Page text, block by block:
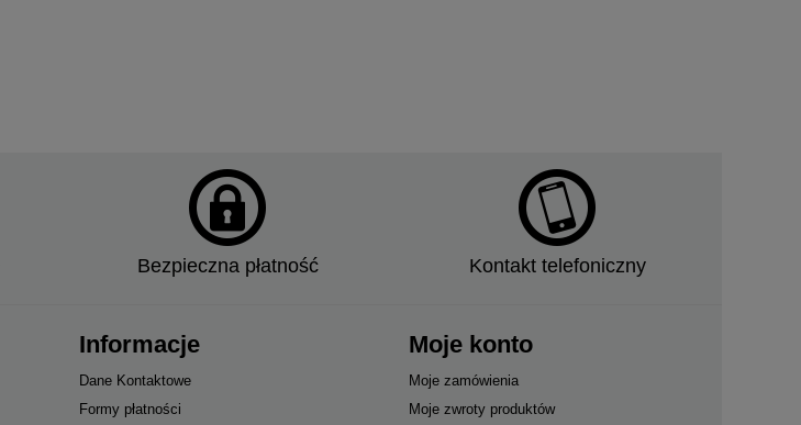
Bezpieczna płatność Kontakt telefoniczny
Informacje
Dane Kontaktowe
Formy płatności
Moje konto
Moje zamówienia
Moje zwroty produktów